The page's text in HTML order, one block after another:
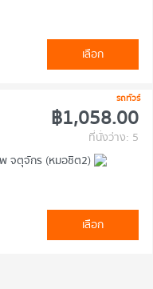
เลือก
รถทัวร์
฿1,058.00
ที่นั่งว่าง: 5
จตุจักร (หมอชิต2)
เลือก